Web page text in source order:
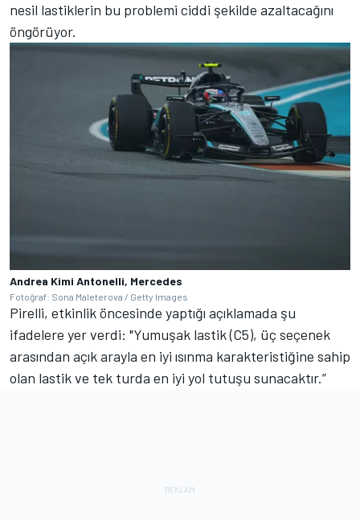
nesil lastiklerin bu problemi ciddi şekilde azaltacağını
öngörüyor.
Andrea Kimi Antonelli, Mercedes
Fotoğraf: Sona Maleterova / Getty Images
Pirelli, etkinlik öncesinde yaptığı açıklamada şu
ifadelere yer verdi: "Yumuşak lastik (C5), üç seçenek
arasından açık arayla en iyi ısınma karakteristiğine sahip
olan lastik ve tek turda en iyi yol tutuşu sunacaktır.”